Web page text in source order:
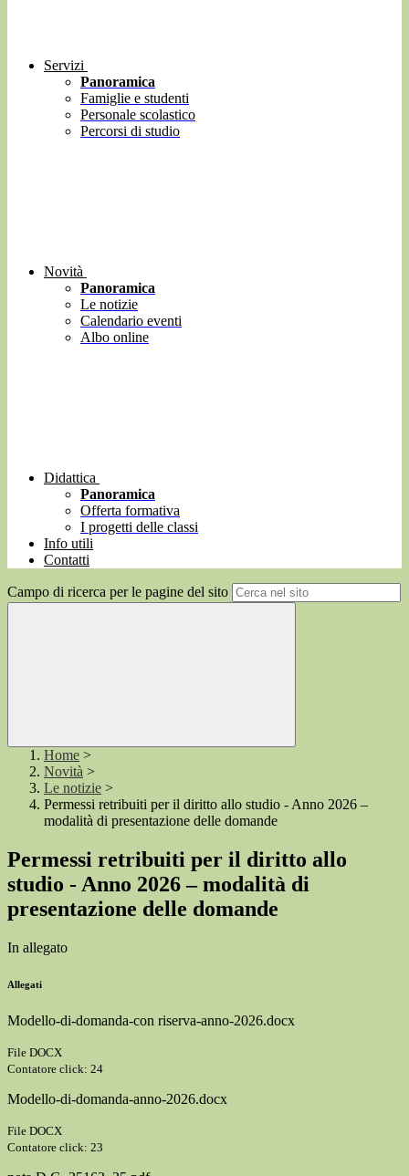
Servizi
Panoramica
Famiglie e studenti
Personale scolastico
Percorsi di studio
Novità
Panoramica
Le notizie
Calendario eventi
Albo online
Didattica
Panoramica
Offerta formativa
I progetti delle classi
Info utili
Contatti
Campo di ricerca per le pagine del sito
Home >
Novità >
Le notizie >
Permessi retribuiti per il diritto allo studio - Anno 2026 –
modalità di presentazione delle domande
Permessi retribuiti per il diritto allo
studio - Anno 2026 – modalità di
presentazione delle domande
In allegato
Allegati
Modello-di-domanda-con riserva-anno-2026.docx
File DOCX
Contatore click: 24
Modello-di-domanda-anno-2026.docx
File DOCX
Contatore click: 23